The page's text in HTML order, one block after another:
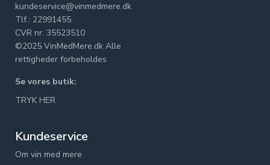
kundeservice@vinmedmere.dk
Tlf.: 22991455
CVR nr. 35523510
©2025 VinMedMere.dk Alle
rettigheder forbeholdes
Se vores butik:
TRYK HER
Kundeservice
Om vin med mere